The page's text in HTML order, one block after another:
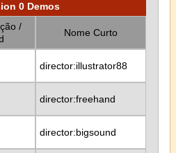
0 Demos
/
Nome Curto
director:illustrator88
director:freehand
director:bigsound